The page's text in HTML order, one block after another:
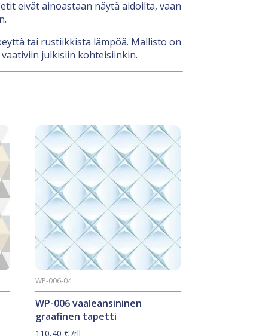
eivät ainoastaan näytä aidoilta, vaan
tai rustiikkista lämpöä. Mallisto on
julkisiin kohteisiinkin.
WP-006 vaaleansininen
graafinen tapetti
WP-006-04
110,40€ /rll